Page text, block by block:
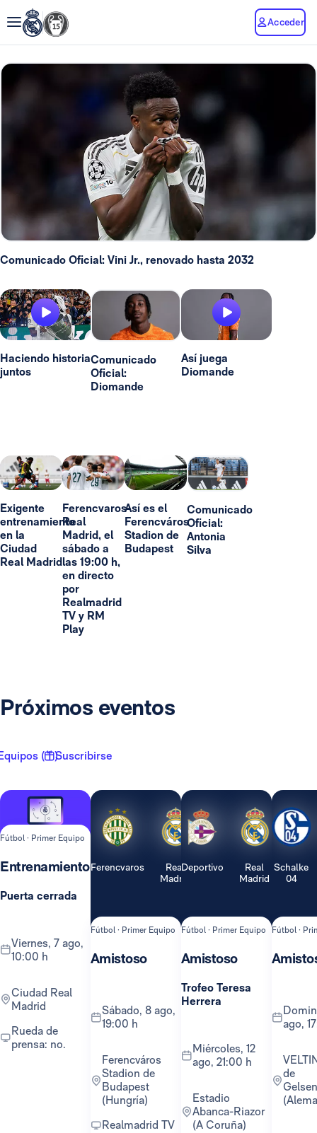
Acceder
Comunicado Oficial: Vini Jr., renovado hasta 2032
Haciendo historia
juntos
Comunicado
Oficial:
Diomande
Así juega
Diomande
Exigente
entrenamiento
en la
Ciudad
Real Madrid
Ferencvaros-
Real
Madrid, el
sábado a
las 19:00 h,
en directo
por
Realmadrid
TV y RM
Play
Así es el
Ferencváros
Stadion de
Budapest
Comunicado
Oficial:
Antonia
Silva
Próximos eventos
( 1 )Suscribirse
Fútbol · Primer Equipo
Entrenamiento
Puerta cerrada
viernes, 7 ago,
10:00 h
Ciudad Real
Madrid
Rueda de
prensa: no.
Ferencvaros
Real
Madrid
Fútbol · Primer Equipo
Amistoso
sábado, 8 ago,
19:00 h
Ferencváros
Stadion de
Budapest
(Hungría)
Realmadrid TV
Deportivo
Real
Madrid
Fútbol · Primer Equipo
Amistoso
Trofeo Teresa
Herrera
miércoles, 12
ago, 21:00 h
Estadio
Abanca-Riazor
(A Coruña)
Schalke
04
Fútbol ·
domingo, 16
ago,
VELTINS-Arena
de